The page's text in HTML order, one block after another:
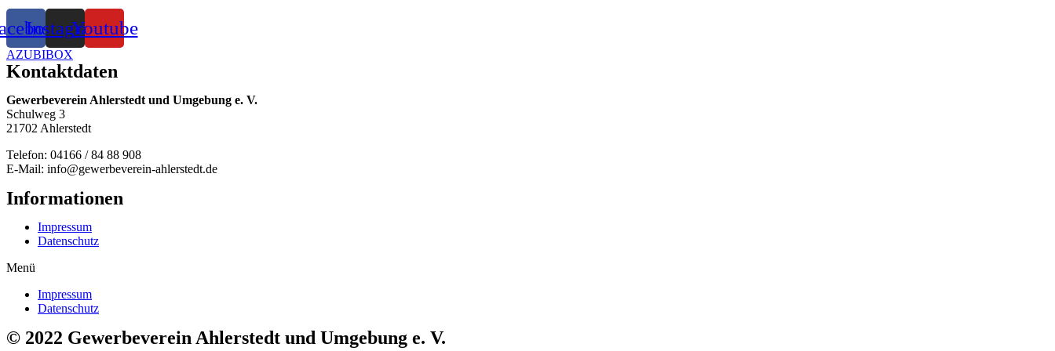
InstagramYoutube
AZUBIBOX
Kontaktdaten
Gewerbeverein Ahlerstedt und Umgebung e. V.
Schulweg 3
21702 Ahlerstedt
Telefon: 04166 / 84 88 908
E-Mail: info@gewerbeverein-ahlerstedt.de
Informationen
Impressum
Datenschutz
Menü
Impressum
Datenschutz
© 2022 Gewerbeverein Ahlerstedt und Umgebung e. V.